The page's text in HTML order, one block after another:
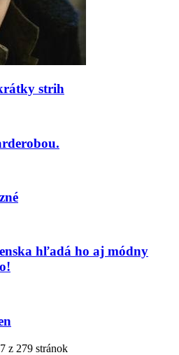
strih
hľadá ho aj módny
z 279 stránok